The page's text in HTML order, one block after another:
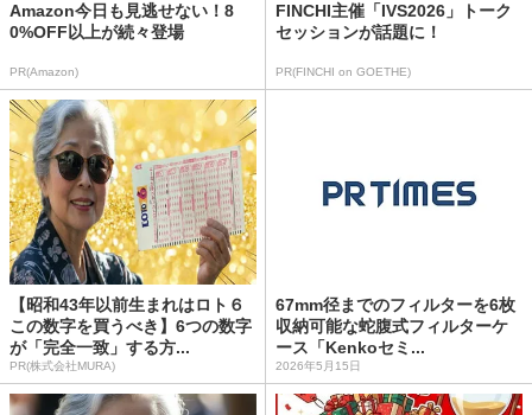
Amazon今日も見逃せない！8
0%OFF以上が続々登場
PR(Amazon)
FINCHI主催「IVS2026」トーク
セッションが話題に！
PR(FINCHI on GOETHE)
【昭和43年以前生まれはロト６
この数字を買うべき】6つの数字
が「完全一致」する方...
PR(株式会社MURA)
67mm径までのフィルターを6枚
収納可能な蛇腹式フィルターケ
ース「Kenkoセミ...
2026年5月15日